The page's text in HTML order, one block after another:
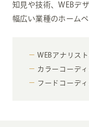
知見や技術、WEBデ
幅広い業種のホーム
WEBアナリス
カラーコーデ
フードコーデ